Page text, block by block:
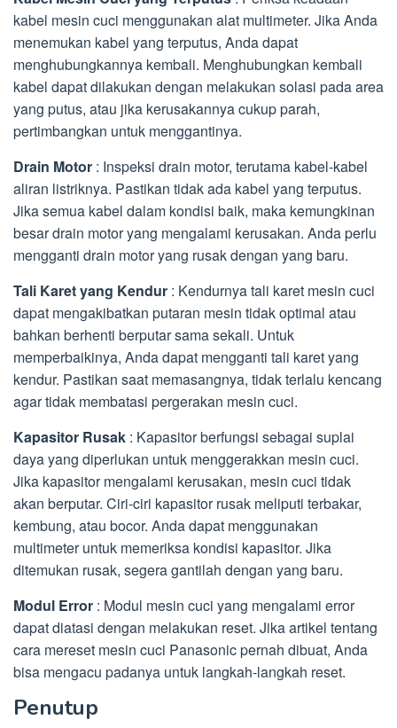
kabel mesin cuci menggunakan alat multimeter. Jika Anda
menemukan kabel yang terputus, Anda dapat
menghubungkannya kembali. Menghubungkan kembali
kabel dapat dilakukan dengan melakukan solasi pada area
yang putus, atau jika kerusakannya cukup parah,
pertimbangkan untuk menggantinya.
Drain Motor : Inspeksi drain motor, terutama kabel-kabel
aliran listriknya. Pastikan tidak ada kabel yang terputus.
Jika semua kabel dalam kondisi baik, maka kemungkinan
besar drain motor yang mengalami kerusakan. Anda perlu
mengganti drain motor yang rusak dengan yang baru.
Tali Karet yang Kendur : Kendurnya tali karet mesin cuci
dapat mengakibatkan putaran mesin tidak optimal atau
bahkan berhenti berputar sama sekali. Untuk
memperbaikinya, Anda dapat mengganti tali karet yang
kendur. Pastikan saat memasangnya, tidak terlalu kencang
agar tidak membatasi pergerakan mesin cuci.
Kapasitor Rusak : Kapasitor berfungsi sebagai suplai
daya yang diperlukan untuk menggerakkan mesin cuci.
Jika kapasitor mengalami kerusakan, mesin cuci tidak
akan berputar. Ciri-ciri kapasitor rusak meliputi terbakar,
kembung, atau bocor. Anda dapat menggunakan
multimeter untuk memeriksa kondisi kapasitor. Jika
ditemukan rusak, segera gantilah dengan yang baru.
Modul Error : Modul mesin cuci yang mengalami error
dapat diatasi dengan melakukan reset. Jika artikel tentang
cara mereset mesin cuci Panasonic pernah dibuat, Anda
bisa mengacu padanya untuk langkah-langkah reset.
Penutup